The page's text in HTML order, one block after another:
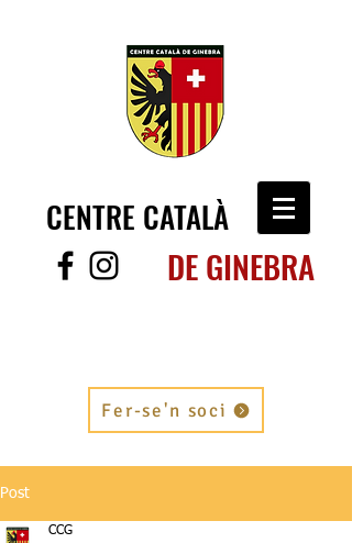
CENTRE CATALÀ
DE GINEBRA
Fer-se'n soci
Post
CCG